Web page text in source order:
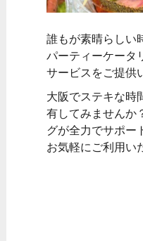
誰もが素晴らしい
パーティーケータ
サービスをご提供
大阪でステキな時
有してみませんか
グが全力でサポー
お気軽にご利用い